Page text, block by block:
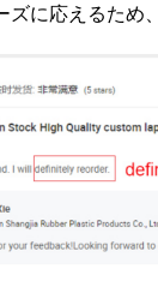
ズに応えるため